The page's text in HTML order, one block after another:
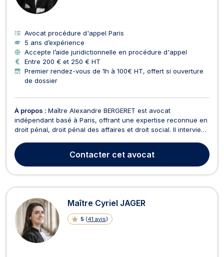
Avocat procédure d'appel Paris
5 ans d’expérience
Accepte l’aide juridictionnelle en procédure d'appel
Entre 200 € et 250 € HT
Premier rendez-vous de 1h à 100€ HT, offert si ouverture
de dossier
À propos : Maître Alexandre BERGERET est avocat
indépendant basé à Paris, offrant une expertise reconnue en
droit pénal, droit pénal des affaires et droit social. Il intervient
que vous soyez mis en cause ou victime. En droit pénal,
Maître BERGERET vous accompagne à chaqu...
Contacter cet avocat
Maître Cyriel JAGER
5 (41 avis)